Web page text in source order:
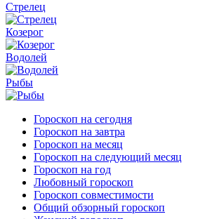
Стрелец
Козерог
Водолей
Рыбы
Гороскоп на сегодня
Гороскоп на завтра
Гороскоп на месяц
Гороскоп на следующий месяц
Гороскоп на год
Любовный гороскоп
Гороскоп совместимости
Общий обзорный гороскоп